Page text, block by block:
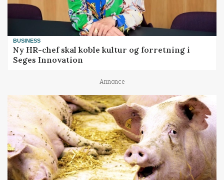
BUSINESS
Ny HR-chef skal koble kultur og forretning i
Seges Innovation
Annonce